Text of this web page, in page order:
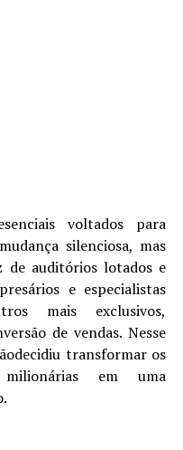
voltados para
silenciosa, mas
de auditórios lotados e
e especialistas
mais exclusivos,
de vendas. Nesse
transformar os
em uma